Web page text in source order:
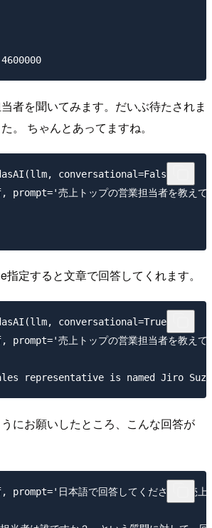
者を聞いてみます。だいぶ待たされま
。 ちゃんとあってますね。
conversational=False)
売上トップの営業担当者を教えて
定すると文章で回答してくれます。
conversational=True)
売上トップの営業担当者を教えて
にお願いしたところ、こんな回答が
日本語で回答してください。売上